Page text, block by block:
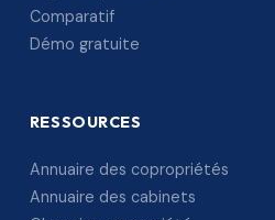
Comparatif
Démo gratuite
RESSOURCES
Annuaire des copropriétés
Annuaire des cabinets